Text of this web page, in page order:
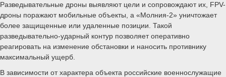
Разведывательные дроны выявляют цели и сопровождают их, FPV-
дроны поражают мобильные объекты, а «Молния-2» уничтожает
более защищенные или удаленные позиции. Такой
разведывательно-ударный контур позволяет оперативно
реагировать на изменение обстановки и наносить противнику
максимальный ущерб.
В зависимости от характера объекта российские военнослужащие